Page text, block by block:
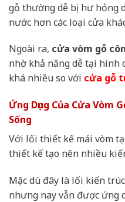
gỗ thường dễ bị hư hỏng
nước hơn các loại cửa
Ngoài ra, cửa vòm gỗ
nhờ khả năng dễ tại hình
khá nhiều so với cửa gỗ
Ứng Dụng Của Cửa Vòm
Sống
Với lối thiết kế mái vòm
thiết kế tạo nên nhiều
Mặc dù đây là lối kiến
nhưng nay vẫn được ứng